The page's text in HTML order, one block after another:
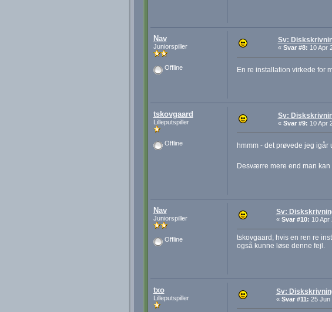
Nav
Juniorspiller
Offline
Sv:
« Svar #8: 10 Apr
En re installation virkede for
tskovgaard
Lilleputspiller
Offline
Sv:
« Svar #9: 10 Apr
hmmm - det prøvede jeg
Desværre mere end man kan
Nav
Juniorspiller
Offline
Sv:
« Svar #10: 10 Apr
tskovgaard, hvis en ren re
også kunne løse denne fejl.
txo
Lilleputspiller
Sv:
« Svar #11: 25 Jun